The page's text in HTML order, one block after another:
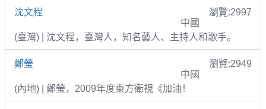
沈文程
瀏覽:2997
中國
(臺灣) | 沈文程，臺灣人，知名藝人、主持人和歌手。
鄭瑩
瀏覽:2949
中國
(內地) | 鄭瑩，2009年度東方衛視《加油！